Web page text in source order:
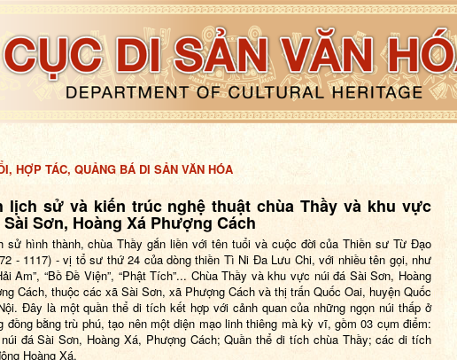
HỢP TÁC, QUẢNG BÁ DI SẢN VĂN HÓA
lịch sử và kiến trúc nghệ thuật chùa Thầy và khu vực
Sơn, Hoàng Xá Phượng Cách
sử hình thành, chùa Thầy gắn liền với tên tuổi và cuộc đời của Thiền sư Từ Đạo
- 1117) - vị tổ sư thứ 24 của dòng thiền Tì Ni Đa Lưu Chi, với nhiều tên gọi, như
Am”, “Bồ Đề Viện”, “Phật Tích”... Chùa Thầy và khu vực núi đá Sài Sơn, Hoàng
Cách, thuộc các xã Sài Sơn, xã Phượng Cách và thị trấn Quốc Oai, huyện Quốc
Đây là một quần thể di tích kết hợp với cảnh quan của những ngọn núi thấp ở
đồng bằng trù phú, tạo nên một diện mạo linh thiêng mà kỳ vĩ, gồm 03 cụm điểm:
đá Sài Sơn, Hoàng Xá, Phượng Cách; Quần thể di tích chùa Thầy; các di tích
Hoàng Xá.